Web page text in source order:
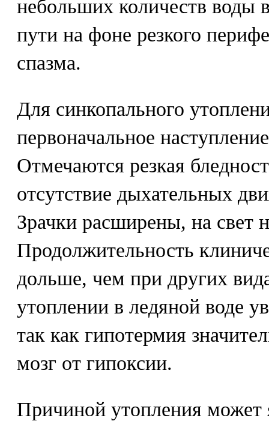
небольших количеств воды
пути на фоне резкого
спазма.
Для синкопального
первоначальное
Отмечаются резкая
отсутствие дыхательных
Зрачки расширены, на свет
Продолжительность
дольше, чем при других
утоплении в ледяной воде
так как гипотермия
мозг от гипоксии.
Причиной утопления может